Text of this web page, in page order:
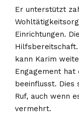
Er unterstützt
Einrichtungen.
Hilfsbereitschaft.
kann Karim
Engagement hat
beeinflusst. Dies
Ruf, auch wenn
vermehrt.